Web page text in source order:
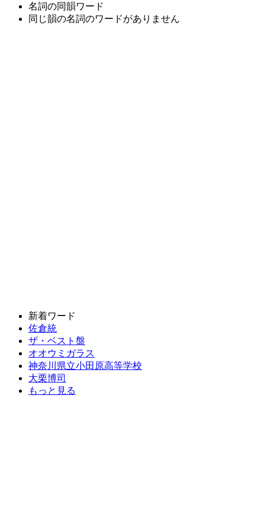
名詞の同韻ワード
同じ韻の名詞のワードがありません
新着ワード
佐倉統
ザ・ベスト盤
オオウミガラス
神奈川県立小田原高等学校
大栗博司
もっと見る